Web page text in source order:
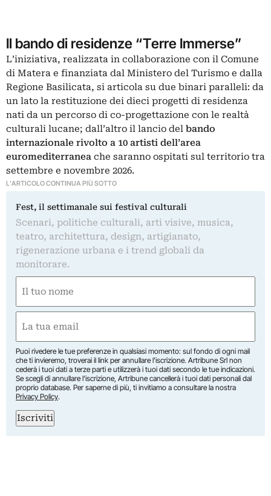
Il bando di residenze “Terre Immerse”
L’iniziativa, realizzata in collaborazione con il Comune
di Matera e finanziata dal Ministero del Turismo e dalla
Regione Basilicata, si articola su due binari paralleli: da
un lato la restituzione dei dieci progetti di residenza
nati da un percorso di co-progettazione con le realtà
culturali lucane; dall’altro il lancio del bando
internazionale rivolto a 10 artisti dell’area
euromediterranea che saranno ospitati sul territorio tra
settembre e novembre 2026.
L'ARTICOLO CONTINUA PIÙ SOTTO
Fest, il settimanale sui festival culturali
Scenari, politiche culturali, arti visive, musica,
teatro, architettura, design, artigianato,
rigenerazione urbana e i trend globali da
monitorare.
(Required)
First
(Required)
Puoi rivedere le tue preferenze in qualsiasi momento: sul fondo di ogni mail
che ti invieremo, troverai il link per annullare l’iscrizione. Artribune Srl non
cederà i tuoi dati a terze parti e utilizzerà i tuoi dati secondo le tue indicazioni.
Se scegli di annullare l’iscrizione, Artribune cancellerà i tuoi dati personali dal
proprio database. Per saperne di più, ti invitiamo a consultare la nostra
Privacy Policy.
Iscriviti